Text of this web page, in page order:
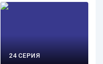
24 СЕРИЯ